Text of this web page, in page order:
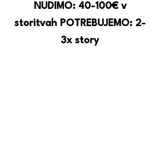
NUDIMO: 40-100€ v
storitvah POTREBUJEMO: 2-
3x story